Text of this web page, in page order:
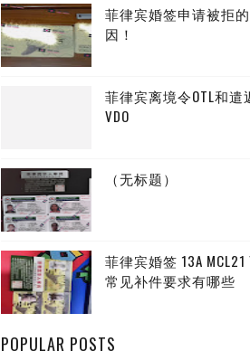
菲律宾婚签申请被拒
因！
菲律宾离境令OTL和遣
VDO
（无标题）
菲律宾婚签 13A
常见补件要求有哪些
POPULAR POSTS